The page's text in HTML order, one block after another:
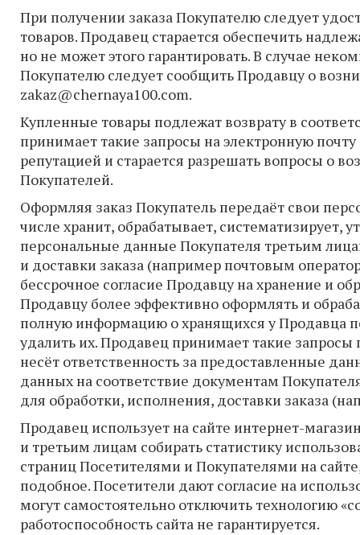
При получении заказа Покупателю следует
товаров. Продавец старается обеспечить
но не может этого гарантировать. В случае
Покупателю следует сообщить Продавцу о
zakaz@chernaya100.com.
Купленные товары подлежат возврату в
принимает такие запросы на электронную почту
репутацией и старается разрешать вопросы о
Покупателей.
Оформляя заказ Покупатель передаёт свои
числе хранит, обрабатывает, систематизирует,
персональные данные Покупателя третьим
и доставки заказа (например почтовым
бессрочное согласие Продавцу на хранение и
Продавцу более эффективно оформлять и
полную информацию о хранящихся у Продавца
удалить их. Продавец принимает такие запросы
несёт ответственность за предоставленные
данных на соответствие документам
для обработки, исполнения, доставки заказа
Продавец использует на сайте интернет-
и третьим лицам собирать статистику
страниц Посетителями и Покупателями на
подобное. Посетители дают согласие на
могут самостоятельно отключить технологию
работоспособность сайта не гарантируется.